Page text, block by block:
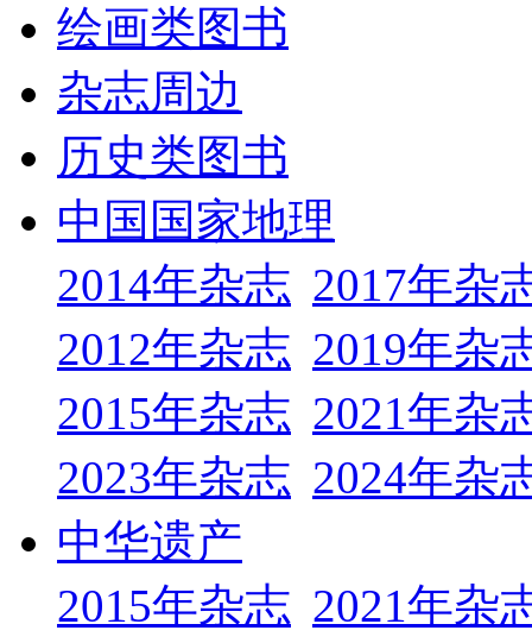
绘画类图书
杂志周边
历史类图书
中国国家地理
2014年杂志 2017年杂
2012年杂志 2019年杂
2015年杂志 2021年杂
2023年杂志 2024年杂
中华遗产
2015年杂志 2021年杂